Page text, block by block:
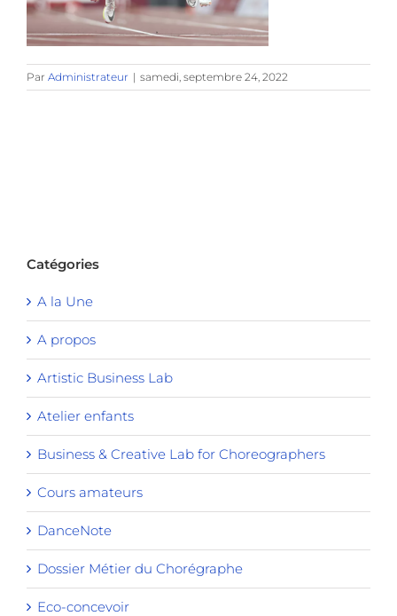
Par Administrateur | samedi, septembre 24, 2022
Catégories
A la Une
A propos
Artistic Business Lab
Atelier enfants
Business & Creative Lab for Choreographers
Cours amateurs
DanceNote
Dossier Métier du Chorégraphe
Eco-concevoir